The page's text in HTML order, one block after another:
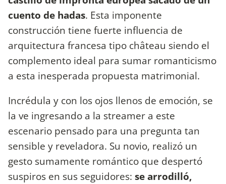
cuento de hadas. Esta imponente
construcción tiene fuerte influencia de
arquitectura francesa tipo château siendo el
complemento ideal para sumar romanticismo
a esta inesperada propuesta matrimonial.
Incrédula y con los ojos llenos de emoción, se
la ve ingresando a la streamer a este
escenario pensado para una pregunta tan
sensible y reveladora. Su novio, realizó un
gesto sumamente romántico que despertó
suspiros en sus seguidores: se arrodilló,